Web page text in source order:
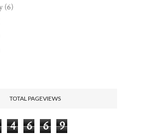
(6)
TOTAL PAGEVIEWS
4 6 6 9